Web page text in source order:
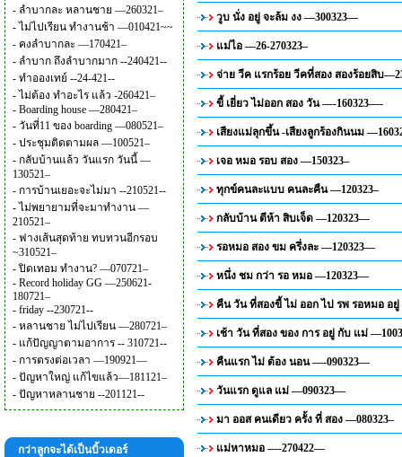
- ลำบากละ หลานชาย —260321–
- ไม่ไปเรียน ทำงานช้า —010421~~
- คงลำบากละ —170421–
- ลำบาก ถึงลำบากมาก --240421--
- ทำอองเทย์ --24-421--
- ไม่ต้อง ทำอะไร แล้ว -260421–
- Boarding house —280421–
- วันที่11 ของ boarding —080521–
- ประชุมติดตามผล —100521–
- กลับบ้านแล้ว วันแรก วันนี้ —
130521–
- การบ้านเยอะจะไม่มา --210521--
- ไม่พยายามที่จะมาทำงาน —
210521–
- ฟางเส้นสุดท้าย ทบทวนอีกรอบ
~310521–
-ปิดเทอม ทำงาน? —070721–
- Record holiday GG —250621-
180721–
- friday --230721--
- หลานชาย ไม่ไปเรียน —280721–
- แก้ปัญญาตามอาการ -- 310721--
- การตรงต่อเวลา —190921—
- ปัญหาใหญ่ แก้ไขแล้ว—181121–
- ปัญหาหลานชาย --201121--
กว่าลูกจะได้เป็นบิ้วเดอร์
วูบ นั่ง อยู่ จะล้ม งง —300323—
แม่ไอ —26-270323–
จ่าย วีค แรกร้อย วีคที่สอง สองร้อยสิบ
ขี้ เยี่ยว ไม่ออก สอง วัน —-160323—-
เสียงแม่ลุกขึ้น -เสียงลูกร้องกินนม
เจอ หมอ รอบ สอง —150323–
ทุกข์คนละแบบ คนละคืน —120323–
กลับบ้าน ตีห้า สิบเจ็ด —120323—
รอหมอ สอง ขม ครึ่งละ —120323—
หนึ่ง ชม กว่า รอ หมอ —120323—
คืน วัน ที่สองขี้ ไม่ ออก ไป รพ รอหมอ อ
เช้า วัน ที่สอง ของ การ อยู่ กับ แม่
คืนแรก ไม่ ต้อง นอน —-090323—
วันแรก ดูแล แม่ —090323—
มา ออส คนเดียว ครั้ง ที่ สอง —080323–
แม่หาหมอ —-270422—